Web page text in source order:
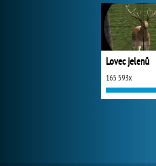
Lovec jelenů
165 593x